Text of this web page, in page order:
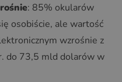
: 85% okularów
osobiście, ale wartość
wzrośnie z
do 73,5 mld dolarów w